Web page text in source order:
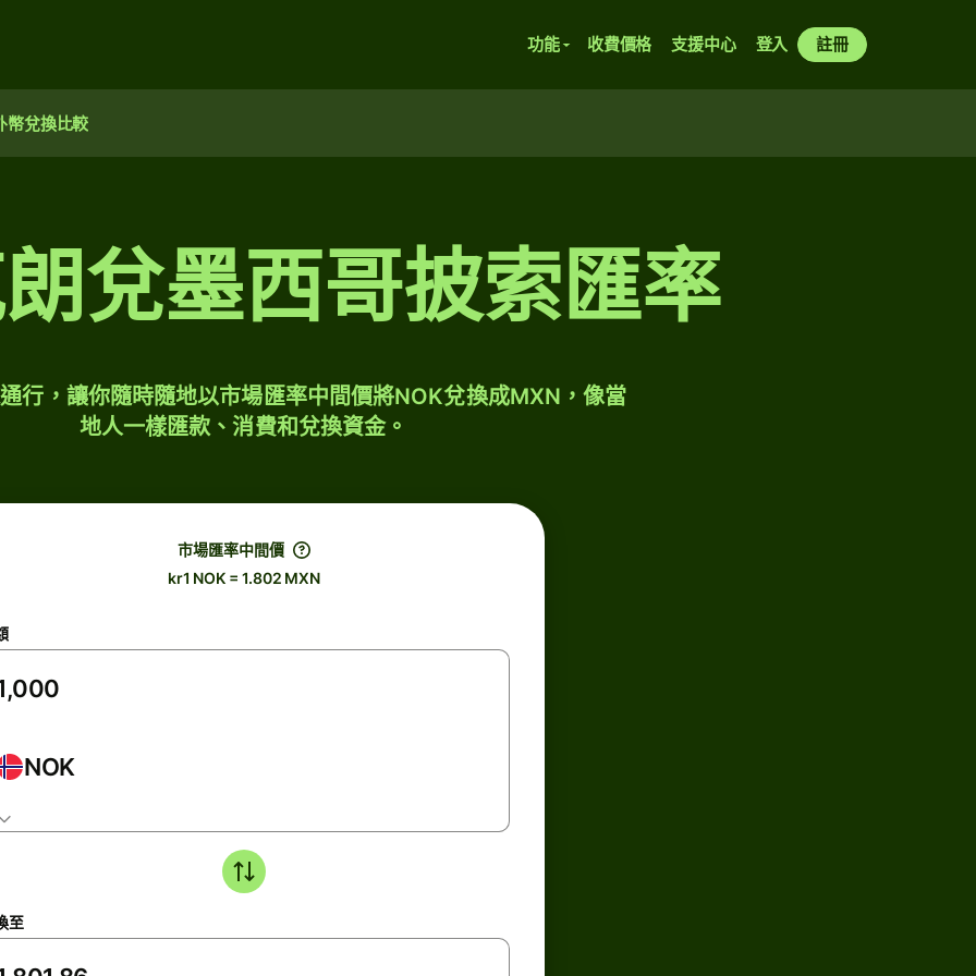
功能 收費價格 支援中心 登入 註冊
幣兌換比較
兌墨西哥披索匯率
行，讓你隨時隨地以市場匯率中間價將NOK兌換成MXN，像當
地人一樣匯款、消費和兌換資金。
市場匯率中間價
kr1 NOK = 1.802 MXN
NOK
至